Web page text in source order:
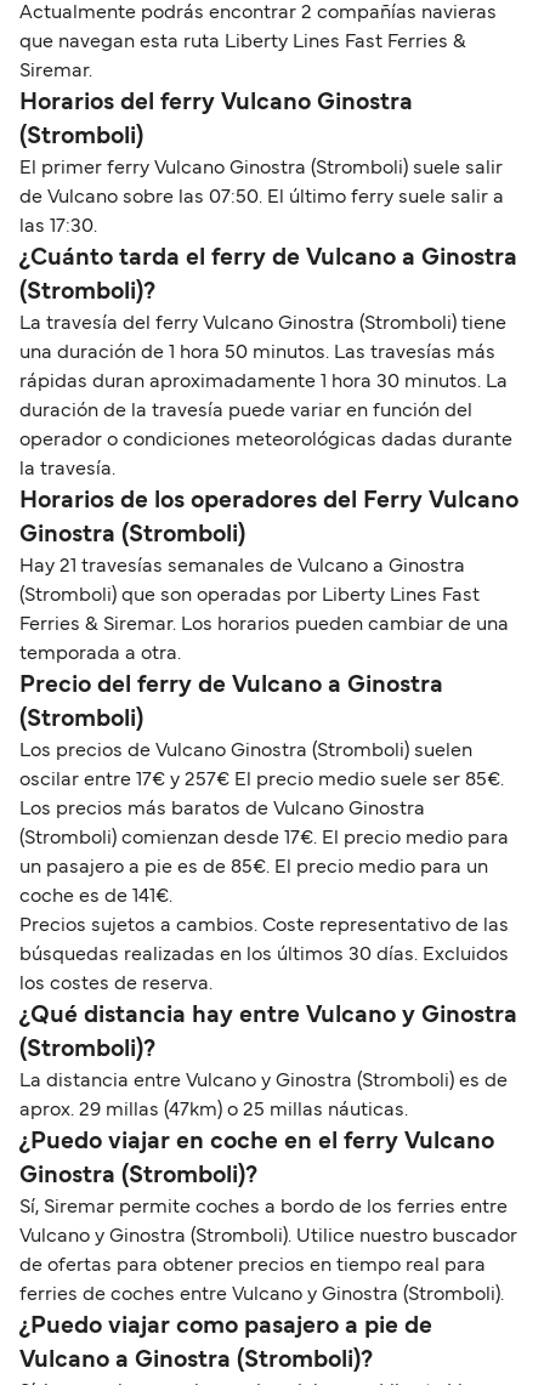
Actualmente podrás encontrar 2 compañías navieras
que navegan esta ruta Liberty Lines Fast Ferries &
Siremar.
Horarios del ferry Vulcano Ginostra
(Stromboli)
El primer ferry Vulcano Ginostra (Stromboli) suele salir
de Vulcano sobre las 07:50. El último ferry suele salir a
las 17:30.
¿Cuánto tarda el ferry de Vulcano a Ginostra
(Stromboli)?
La travesía del ferry Vulcano Ginostra (Stromboli) tiene
una duración de 1 hora 50 minutos. Las travesías más
rápidas duran aproximadamente 1 hora 30 minutos. La
duración de la travesía puede variar en función del
operador o condiciones meteorológicas dadas durante
la travesía.
Horarios de los operadores del Ferry Vulcano
Ginostra (Stromboli)
Hay 21 travesías semanales de Vulcano a Ginostra
(Stromboli) que son operadas por Liberty Lines Fast
Ferries & Siremar. Los horarios pueden cambiar de una
temporada a otra.
Precio del ferry de Vulcano a Ginostra
(Stromboli)
Los precios de Vulcano Ginostra (Stromboli) suelen
oscilar entre 17€ y 257€ El precio medio suele ser 85€.
Los precios más baratos de Vulcano Ginostra
(Stromboli) comienzan desde 17€. El precio medio para
un pasajero a pie es de 85€. El precio medio para un
coche es de 141€.
Precios sujetos a cambios. Coste representativo de las
búsquedas realizadas en los últimos 30 días. Excluidos
los costes de reserva.
¿Qué distancia hay entre Vulcano y Ginostra
(Stromboli)?
La distancia entre Vulcano y Ginostra (Stromboli) es de
aprox. 29 millas (47km) o 25 millas náuticas.
¿Puedo viajar en coche en el ferry Vulcano
Ginostra (Stromboli)?
Sí, Siremar permite coches a bordo de los ferries entre
Vulcano y Ginostra (Stromboli). Utilice nuestro buscador
de ofertas para obtener precios en tiempo real para
ferries de coches entre Vulcano y Ginostra (Stromboli).
¿Puedo viajar como pasajero a pie de
Vulcano a Ginostra (Stromboli)?